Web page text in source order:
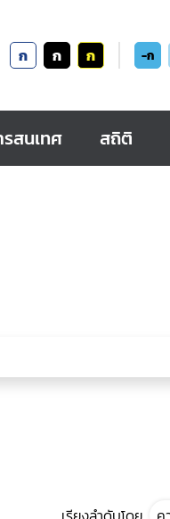
ก ก ก -ก
สนเทศ สถิติ